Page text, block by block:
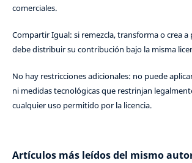
comerciales.
Compartir Igual: si remezcla, transforma o crea
debe distribuir su contribución bajo la misma
No hay restricciones adicionales: no puede
ni medidas tecnológicas que restrinjan
cualquier uso permitido por la licencia.
Artículos más leídos del mismo